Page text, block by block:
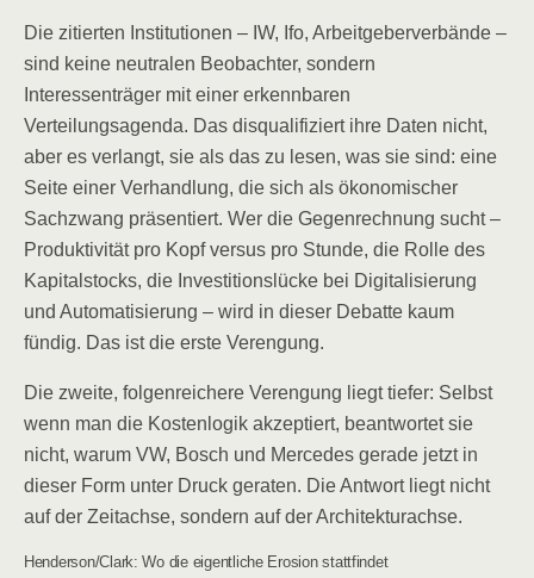
Die zitierten Institutionen – IW, Ifo, Arbeitgeberverbände –
sind keine neutralen Beobachter, sondern
Interessenträger mit einer erkennbaren
Verteilungsagenda. Das disqualifiziert ihre Daten nicht,
aber es verlangt, sie als das zu lesen, was sie sind: eine
Seite einer Verhandlung, die sich als ökonomischer
Sachzwang präsentiert. Wer die Gegenrechnung sucht –
Produktivität pro Kopf versus pro Stunde, die Rolle des
Kapitalstocks, die Investitionslücke bei Digitalisierung
und Automatisierung – wird in dieser Debatte kaum
fündig. Das ist die erste Verengung.
Die zweite, folgenreichere Verengung liegt tiefer: Selbst
wenn man die Kostenlogik akzeptiert, beantwortet sie
nicht, warum VW, Bosch und Mercedes gerade jetzt in
dieser Form unter Druck geraten. Die Antwort liegt nicht
auf der Zeitachse, sondern auf der Architekturachse.
Henderson/Clark: Wo die eigentliche Erosion stattfindet